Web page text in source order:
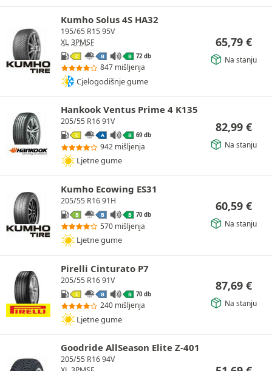
Kumho Solus 4S HA32
195/65 R15 95V
XL 3PMSF
C B B 72 db
847 mišljenja
Cjelogodišnje gume
65,79 €
Na stanju
Hankook Ventus Prime 4 K135
205/55 R16 91V
C A B 69 db
942 mišljenja
Ljetne gume
82,99 €
Na stanju
Kumho Ecowing ES31
205/55 R16 91H
B B B 70 db
570 mišljenja
Ljetne gume
60,59 €
Na stanju
Pirelli Cinturato P7
205/55 R16 91V
C B B 70 db
240 mišljenja
Ljetne gume
87,69 €
Na stanju
Goodride AllSeason Elite Z-401
205/55 R16 94V